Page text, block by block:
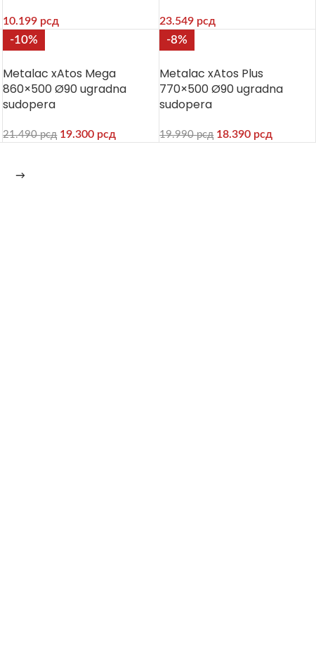
10.199 рсд 23.549 рсд
-10%
Metalac xAtos Mega
860×500 Ø90 ugradna
sudopera
21.490рсд 19.300 рсд
-8%
Metalac xAtos Plus
770×500 Ø90 ugradna
sudopera
19.990рсд 18.390 рсд
→